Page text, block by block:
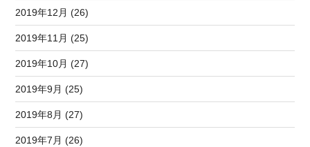
2019年12月 (26)
2019年11月 (25)
2019年10月 (27)
2019年9月 (25)
2019年8月 (27)
2019年7月 (26)